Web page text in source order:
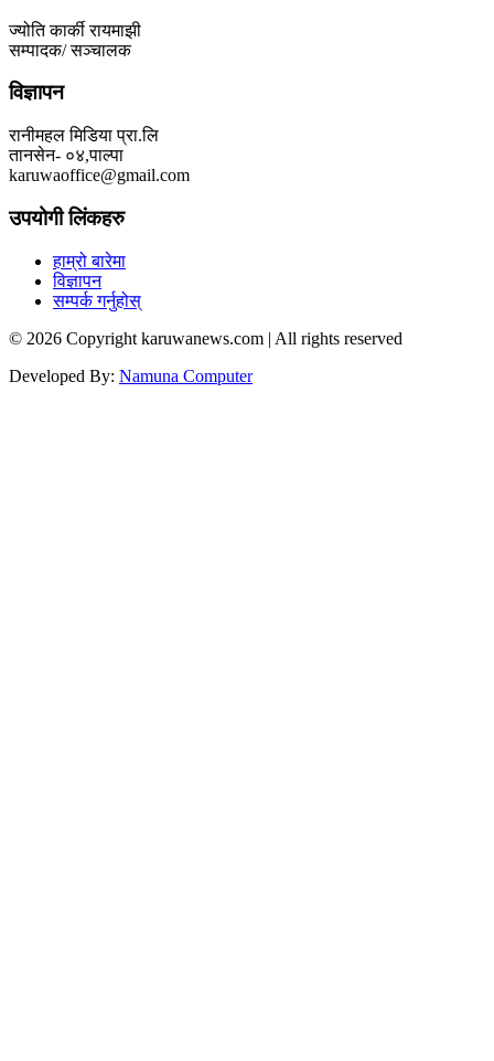
ज्योति कार्की रायमाझी
सम्पादक/ सञ्चालक
विज्ञापन
रानीमहल मिडिया प्रा.लि
तानसेन- ०४,पाल्पा
karuwaoffice@gmail.com
उपयोगी लिंकहरु
हाम्रो बारेमा
विज्ञापन
सम्पर्क गर्नुहोस्
© 2026 Copyright karuwanews.com | All rights reserved
Developed By: Namuna Computer